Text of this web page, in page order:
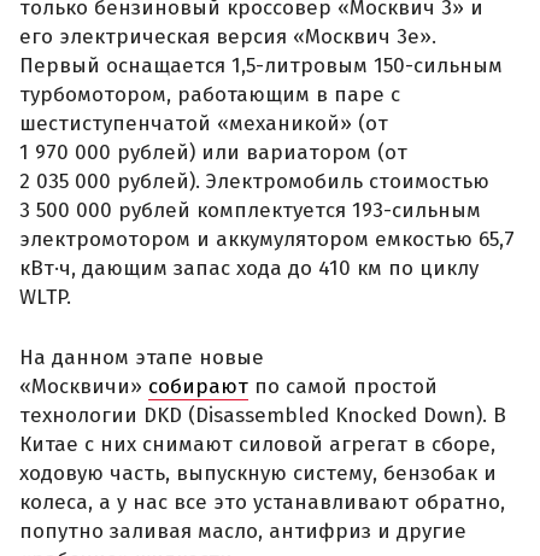
только бензиновый кроссовер «Москвич 3» и
его электрическая версия «Москвич 3е».
Первый оснащается 1,5-литровым 150-сильным
турбомотором, работающим в паре с
шестиступенчатой «механикой» (от
1 970 000 рублей) или вариатором (от
2 035 000 рублей). Электромобиль стоимостью
3 500 000 рублей комплектуется 193-сильным
электромотором и аккумулятором емкостью 65,7
кВт·ч, дающим запас хода до 410 км по циклу
WLTP.
На данном этапе новые
«Москвичи» собирают по самой простой
технологии DKD (Disassembled Knocked Down). В
Китае с них снимают силовой агрегат в сборе,
ходовую часть, выпускную систему, бензобак и
колеса, а у нас все это устанавливают обратно,
попутно заливая масло, антифриз и другие